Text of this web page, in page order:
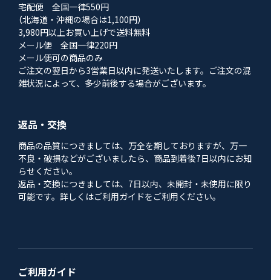
宅配便 全国一律550円
（北海道・沖縄の場合は1,100円）
3,980円以上お買い上げで送料無料
メール便 全国一律220円
メール便可の商品のみ
ご注文の翌日から3営業日以内に発送いたします。ご注文の混
雑状況によって、多少前後する場合がございます。
返品・交換
商品の品質につきましては、万全を期しておりますが、万一
不良・破損などがございましたら、商品到着後7日以内にお知
らせください。
返品・交換につきましては、7日以内、未開封・未使用に限り
可能です。詳しくはご利用ガイドをご利用ください。
ご利用ガイド